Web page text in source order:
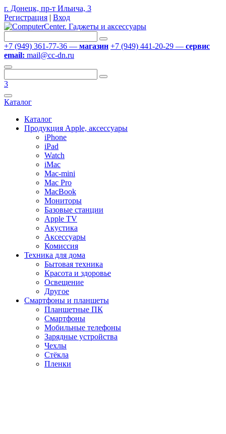
г. Донецк, пр-т Ильича, 3
Регистрация | Вход
+7 (949) 361-77-36 — магазин +7 (949) 441-20-29 — сервис
email: mail@cc-dn.ru
3
Каталог
Каталог
Продукция Apple, аксессуары
iPhone
iPad
Watch
iMac
Mac-mini
Mac Pro
MacBook
Мониторы
Базовые станции
Apple TV
Акустика
Аксессуары
Комиссия
Техника для дома
Бытовая техника
Красота и здоровье
Освещение
Другое
Смартфоны и планшеты
Планшетные ПК
Смартфоны
Мобильные телефоны
Зарядные устройства
Чехлы
Стёкла
Пленки